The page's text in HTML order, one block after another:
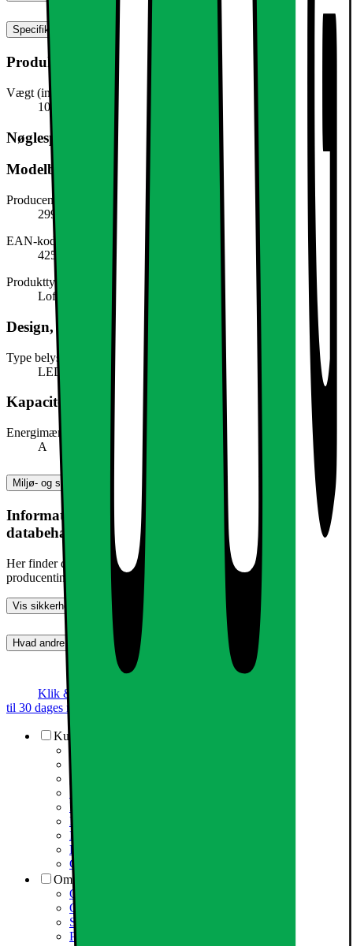
Specifikationer
Produktmål
Vægt (inkl. emballage)
100,0 g
Nøglespecifikation
Modelbeskrivelse
Producentens varenummer
299041545
EAN-kode
4251171837858
Produkttype
Loftslampe
Design, form og placering
Type belysning
LED
Kapacitet, forbrug og strøm
Energimærke
A
Miljø- og sikkerhedsoplysninger
Information om produktsikkerhed og
databehandling
Her finder du information om generel produktsikkerhed og
producentinformation
Vis sikkerhedsoplysninger
Hvad andre synes (0) Dette produkt er endnu ikke blevet bedømt.
Klik & Hent
til 30 dages returret
Kundeservice
Kundeservice
Varehuse / åbningstider
Elgigantens kundefordele
Services
Information om spam/phishing-emails og SMS
Fortrydelsesret
Elgigantens privatlivspolitik
Partner
Cookiepolitik
Om Elgiganten
Om Elkjøp Nordic
Om Elgiganten
Samfundsansvar
Presseinformation